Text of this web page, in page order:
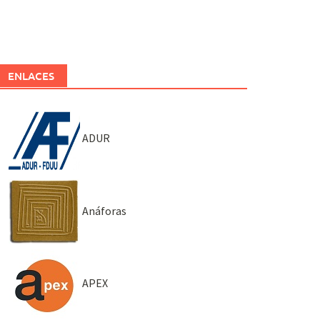
ENLACES
ADUR
Anáforas
APEX